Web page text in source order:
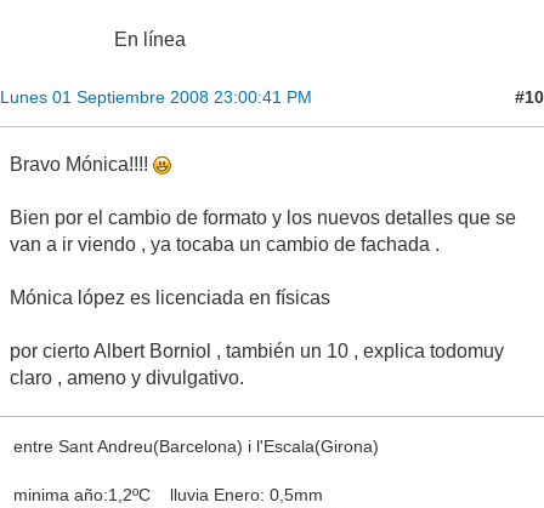
En línea
Lunes 01 Septiembre 2008 23:00:41 PM #10
Bravo Mónica!!!!
Bien por el cambio de formato y los nuevos detalles que se
van a ir viendo , ya tocaba un cambio de fachada .
Mónica lópez es licenciada en físicas
por cierto Albert Borniol , también un 10 , explica todomuy
claro , ameno y divulgativo.
entre Sant Andreu(Barcelona) i l'Escala(Girona)
minima año:1,2ºC lluvia Enero: 0,5mm